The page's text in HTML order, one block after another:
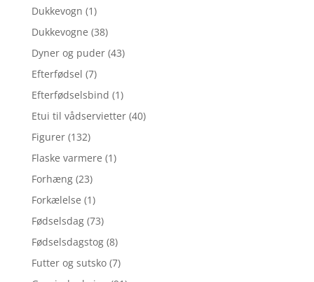
Dukkevogn (1)
Dukkevogne (38)
Dyner og puder (43)
Efterfødsel (7)
Efterfødselsbind (1)
Etui til vådservietter (40)
Figurer (132)
Flaske varmere (1)
Forhæng (23)
Forkælelse (1)
Fødselsdag (73)
Fødselsdagstog (8)
Futter og sutsko (7)